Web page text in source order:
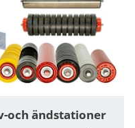
och ändstationer